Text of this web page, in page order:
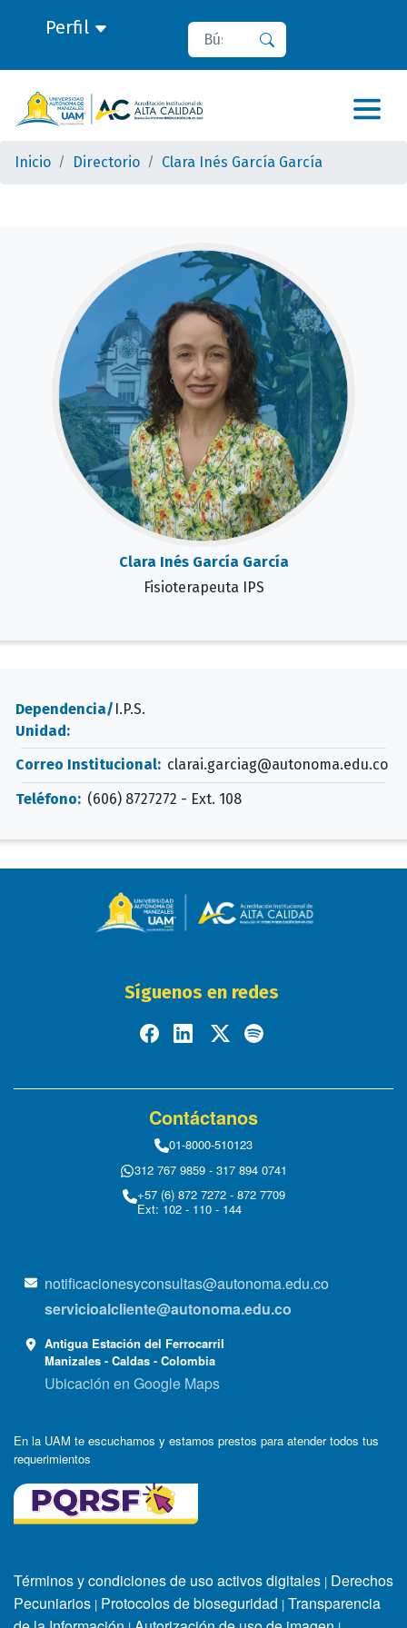
Perfil Buscar
Inicio Directorio Clara Inés García García
Clara Inés García García
Fisioterapeuta IPS
Dependencia/
Unidad:
I.P.S.
Correo Institucional: clarai.garciag@autonoma.edu.co
Teléfono: (606) 8727272 - Ext. 108
Síguenos en redes
Contáctanos
01-8000-510123
312 767 9859 - 317 894 0741
+57 (6) 872 7272 - 872 7709
Ext: 102 - 110 - 144
notificacionesyconsultas@autonoma.edu.co
servicioalcliente@autonoma.edu.co
Antigua Estación del Ferrocarril
Manizales - Caldas - Colombia
Ubicación en Google Maps
En la UAM te escuchamos y estamos prestos para atender todos tus
requerimientos
Términos y condiciones de uso activos digitales | Derechos
Pecuniarios | Protocolos de bioseguridad | Transparencia